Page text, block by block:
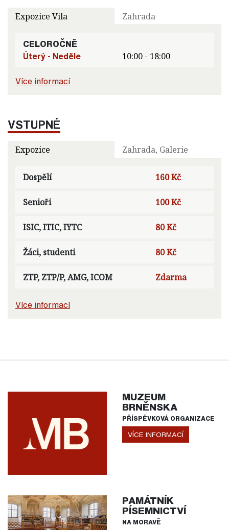
Expozice Vila Zahrada
CELOROČNĚ
Úterý - Neděle
10:00 - 18:00
Více informací
VSTUPNÉ
Expozice Zahrada, Galerie
Dospělí 160 Kč
Senioři 100 Kč
ISIC, ITIC, IYTC 80 Kč
Žáci, studenti 80 Kč
ZTP, ZTP/P, AMG, ICOM Zdarma
Více informací
MUZEUM
BRNĚNSKA
PŘÍSPĚVKOVÁ ORGANIZACE
VÍCE INFORMACÍ
PAMÁTNÍK
PÍSEMNICTVÍ
NA MORAVĚ